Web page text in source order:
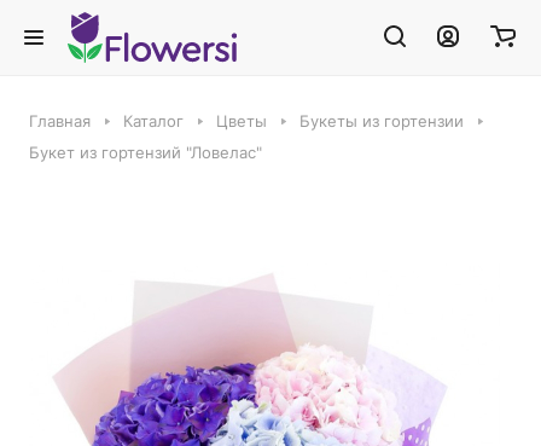
Главная Каталог Цветы
Букеты из гортензии
Букет из гортензий "Ловелас"